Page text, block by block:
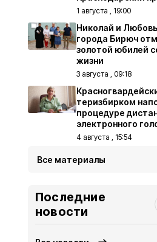
1 августа , 19:00
Николай и
города Бирюч
золотой юбилей
жизни
3 августа , 09:18
теризбирком
процедуре
электронного
4 августа , 15:54
Все материалы
Последние
новости